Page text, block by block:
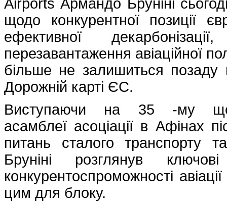
Airports Армандо Бруніні
щодо конкурентної позиції
ефективної
перезавантаження авіаційної
більше не залишиться позаду
Дорожній карті ЄС.
Виступаючи на 35 -му
асамблеї асоціації в Афінах
питань сталого транспорту
Бруніні розглянув
конкурентоспроможності
цим для блоку.